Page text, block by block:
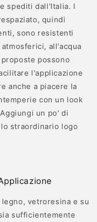
spediti dall'Italia. I
quindi
sono resistenti
all'acqua
possono
l'applicazione
anche a piacere la
con un look
un po' di
straordinario logo
vetroresina e su
sufficientemente